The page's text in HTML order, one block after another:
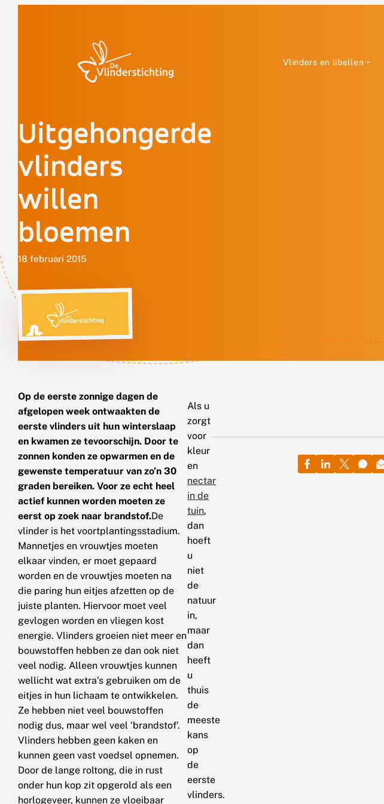
Vlinders en libellen
Uitgehongerde
vlinders
willen
bloemen
18 februari 2015
Op de eerste zonnige dagen de
afgelopen week ontwaakten de
eerste vlinders uit hun winterslaap
en kwamen ze tevoorschijn. Door te
zonnen konden ze opwarmen en de
gewenste temperatuur van zo’n 30
graden bereiken. Voor ze echt heel
actief kunnen worden moeten ze
eerst op zoek naar brandstof.De
vlinder is het voortplantingsstadium.
Mannetjes en vrouwtjes moeten
elkaar vinden, er moet gepaard
worden en de vrouwtjes moeten na
die paring hun eitjes afzetten op de
juiste planten. Hiervoor moet veel
gevlogen worden en vliegen kost
energie. Vlinders groeien niet meer en
bouwstoffen hebben ze dan ook niet
veel nodig. Alleen vrouwtjes kunnen
wellicht wat extra’s gebruiken om de
eitjes in hun lichaam te ontwikkelen.
Ze hebben niet veel bouwstoffen
nodig dus, maar wel veel ‘brandstof’.
Vlinders hebben geen kaken en
kunnen geen vast voedsel opnemen.
Door de lange roltong, die in rust
onder hun kop zit opgerold als een
horlogeveer, kunnen ze vloeibaar
Als u
zorgt
voor
kleur
en
nectar
in de
tuin,
dan
hoeft
u
niet
de
natuur
in,
maar
dan
heeft
u
thuis
de
meeste
kans
op
de
eerste
vlinders.